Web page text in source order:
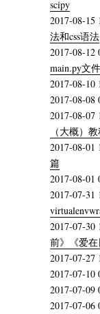
scipy
2017-08-
法和css语法
2017-08-
main.py文件
2017-08-
2017-08-
2017-08-
（大概）
2017-08-
篇
2017-08-
2017-07-
2017-07-
前》《爱在
2017-07-
2017-07-
2017-07-
2017-07-